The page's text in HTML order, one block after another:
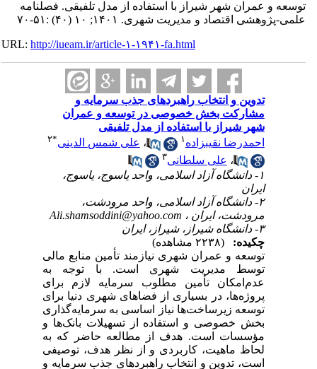
توسعه و عمران شهر شیراز با استفاده از مدل تلفیقی. فصلنامه
علمی-پژوهشی اقتصاد و مدیریت شهری. ۱۴۰۱; ۱۰ (۴۰) :۵۱-۷۰
URL:http://iueam.ir/article-۱-۱۹۴۱-fa.html
تدوین و انتخاب راهبردهای جذب سرمایه و
مشارکت بخش خصوصی در توسعه و عمران
شهر شیراز با استفاده از مدل تلفیقی
احمدرضا نقیب‎زاده
۱ ،علی شمس‎ الدینی ۲
،علی سلطانی
۱- دانشگاه آزاد اسلامی، واحد یاسوج، یاسوج،
ایران
۲- دانشگاه آزاد اسلامی، واحد مرودشت،
مرودشت، ایران ، Ali.shamsoddini@yahoo.com
چکیده:
توسعه و عمران شهری نیازمند تأمین منابع مالی
توسط مدیریت شهری است. با توجه به
عدم‌امکان تأمین مطلوب سرمایه لازم برای
پروژه‌ها، در بسیاری از فضاهای شهری دنیا برای
توسعه زیرساخت‌ها نیاز اساسی به سرمایه‌گذاری
بخش خصوصی و استفاده از تسهیلات بانک‌ها و
مؤسسات است. هدف از مطالعه حاضر که به
لحاظ ماهیت، کاربردی و از نظر هدف، توصیفی
است، تدوین و انتخاب راهبردهای جذب سرمایه و